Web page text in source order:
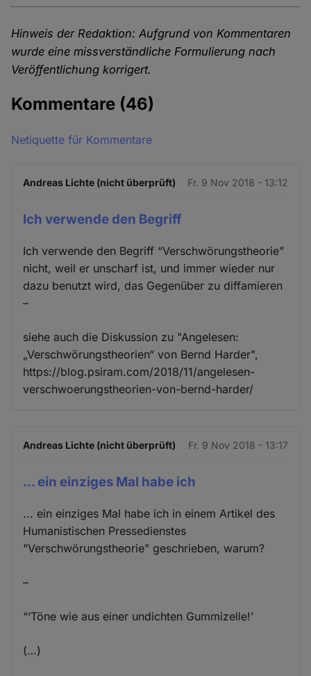
Hinweis der Redaktion: Aufgrund von Kommentaren
wurde eine missverständliche Formulierung nach
Veröffentlichung korrigert.
Kommentare (46)
Netiquette für Kommentare
Andreas Lichte (nicht überprüft) Fr. 9 Nov 2018 - 13:12
Ich verwende den Begriff
Ich verwende den Begriff “Verschwörungstheorie”
nicht, weil er unscharf ist, und immer wieder nur
dazu benutzt wird, das Gegenüber zu diffamieren
–
siehe auch die Diskussion zu "Angelesen:
„Verschwörungstheorien“ von Bernd Harder",
https://blog.psiram.com/2018/11/angelesen-
verschwoerungstheorien-von-bernd-harder/
Andreas Lichte (nicht überprüft) Fr. 9 Nov 2018 - 13:17
... ein einziges Mal habe ich
... ein einziges Mal habe ich in einem Artikel des
Humanistischen Pressedienstes
"Verschwörungstheorie" geschrieben, warum?
–
“‘Töne wie aus einer undichten Gummizelle!’
(…)